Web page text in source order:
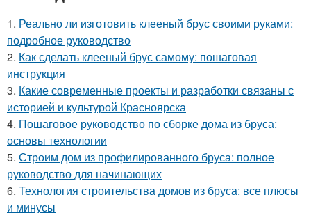
1. Реально ли изготовить клееный брус своими руками:
подробное руководство
2. Как сделать клееный брус самому: пошаговая
инструкция
3. Какие современные проекты и разработки связаны с
историей и культурой Красноярска
4. Пошаговое руководство по сборке дома из бруса:
основы технологии
5. Строим дом из профилированного бруса: полное
руководство для начинающих
6. Технология строительства домов из бруса: все плюсы
и минусы